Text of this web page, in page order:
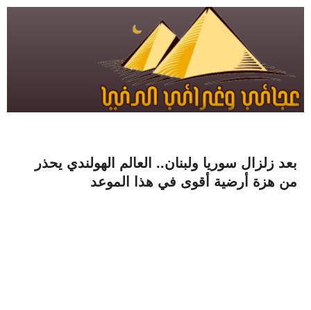
بعد زلزال سوريا ولبنان.. العالم الهولندي يحذر
من هزة أرضية أقوى في هذا الموعد